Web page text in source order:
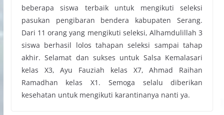
beberapa siswa terbaik untuk mengikuti seleksi
pasukan pengibaran bendera kabupaten Serang.
Dari 11 orang yang mengikuti seleksi, Alhamdulillah 3
siswa berhasil lolos tahapan seleksi sampai tahap
akhir. Selamat dan sukses untuk Salsa Kemalasari
kelas X3, Ayu Fauziah kelas X7, Ahmad Raihan
Ramadhan kelas X1. Semoga selalu diberikan
kesehatan untuk mengikuti karantinanya nanti ya.